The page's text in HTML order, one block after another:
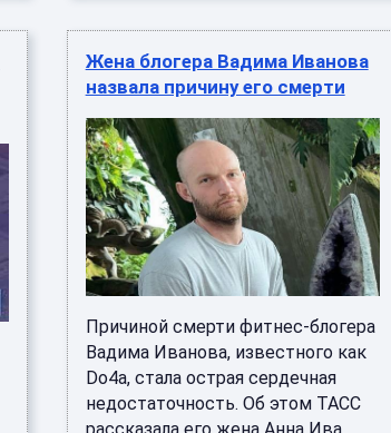
Жена блогера Вадима Иванова
назвала причину его смерти
Причиной смерти фитнес-блогера
Вадима Иванова, известного как
Do4а, стала острая сердечная
недостаточность. Об этом ТАСС